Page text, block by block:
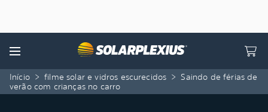
Menu
Início > filme solar e vidros escurecidos > Saindo de férias de
verão com crianças no carro